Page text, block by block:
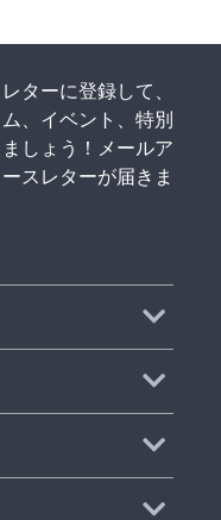
ターに登録して、
、イベント、特別
しょう！メールア
スレターが届きま